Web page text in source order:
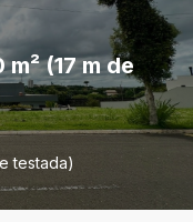
(17 m de
testada)